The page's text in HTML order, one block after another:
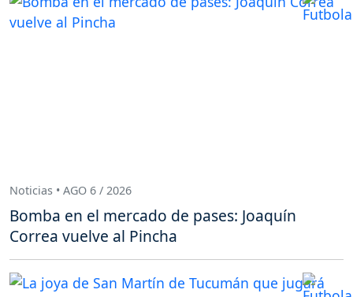
Noticias • AGO 6 / 2026
Bomba en el mercado de pases: Joaquín
Correa vuelve al Pincha